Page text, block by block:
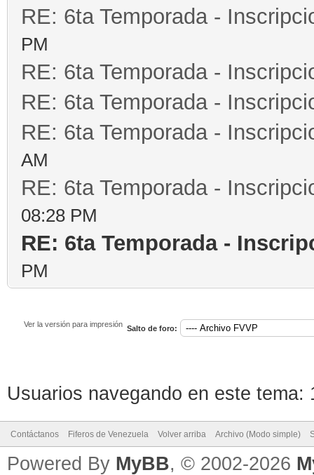
RE: 6ta Temporada -
PM
RE: 6ta Temporada -
RE: 6ta Temporada -
RE: 6ta Temporada -
AM
RE: 6ta Temporada -
08:28 PM
RE: 6ta Temporada -
PM
Ver la versión para impresión Salto de foro:
Usuarios navegando en este tema:
Contáctanos Fiferos de Venezuela Volver arriba Archivo (Modo simple)
Powered By MyBB, © 2002-2026